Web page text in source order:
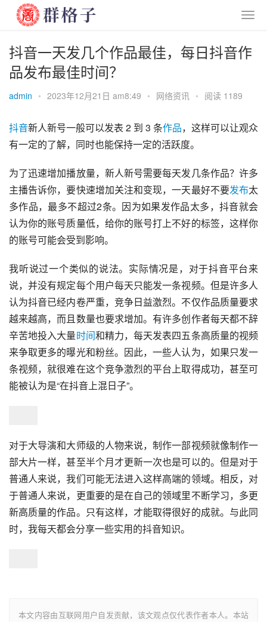
抖音一天发几个作品最佳，每日抖音作
品发布最佳时间？
admin • 2023年12月21日 am8:49 • 网络资讯 • 阅读 1189
抖音新人新号一般可以发表 2 到 3 条作品，这样可以让观众
有一定的了解，同时也能保持一定的活跃度。
为了迅速增加播放量，新人新号需要每天发几条作品？许多
主播告诉你，要快速增加关注和变现，一天最好不要发布太
多作品，最多不超过2条。因为如果发作品太多，抖音就会
认为你的账号质量低，给你的账号打上不好的标签，这样你
的账号可能会受到影响。
我听说过一个类似的说法。实际情况是，对于抖音平台来
说，并没有规定每个用户每天只能发一条视频。但是许多人
认为抖音已经内卷严重，竞争日益激烈。不仅作品质量要求
越来越高，而且数量也要求增加。有许多创作者每天都不辞
辛苦地投入大量时间和精力，每天发表四五条高质量的视频
来争取更多的曝光和粉丝。因此，一些人认为，如果只发一
条视频，就很难在这个竞争激烈的平台上取得成功，甚至可
能被认为是“在抖音上混日子”。
对于大导演和大师级的人物来说，制作一部视频就像制作一
部大片一样，甚至半个月才更新一次也是可以的。但是对于
普通人来说，我们可能无法进入这样高端的领域。相反，对
于普通人来说，更重要的是在自己的领域里不断学习，多更
新高质量的作品。只有这样，才能取得很好的成就。与此同
时，我每天都会分享一些实用的抖音知识。
本文内容由互联网用户自发贡献，该文观点仅代表作者本人。本站